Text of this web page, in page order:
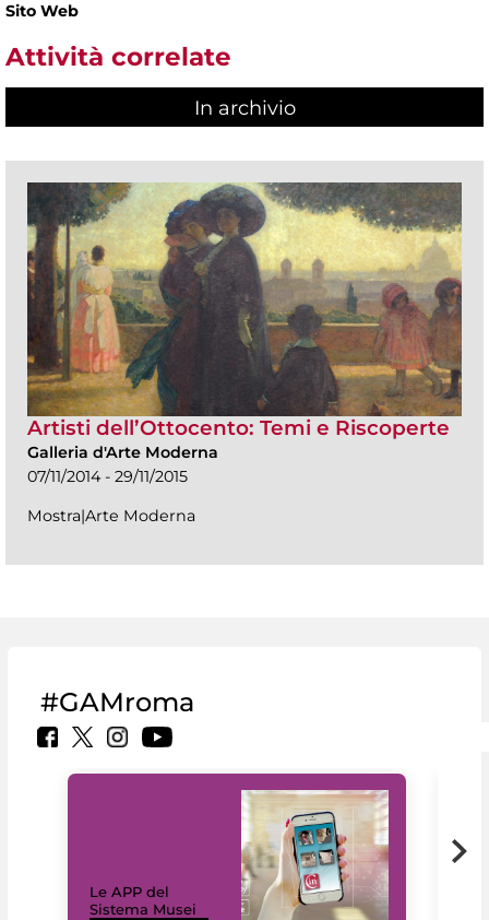
Sito Web
Attività correlate
In archivio
Artisti dell’Ottocento: Temi e Riscoperte
Galleria d'Arte Moderna
07/11/2014 - 29/11/2015
Mostra|Arte Moderna
#GAMroma
Le APP del
Sistema Musei